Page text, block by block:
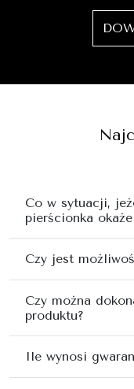
Co w sytuacji,
pierścionka
Czy jest
Czy można
produktu?
Ile wynosi